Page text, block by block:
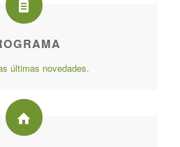
últimas novedades.